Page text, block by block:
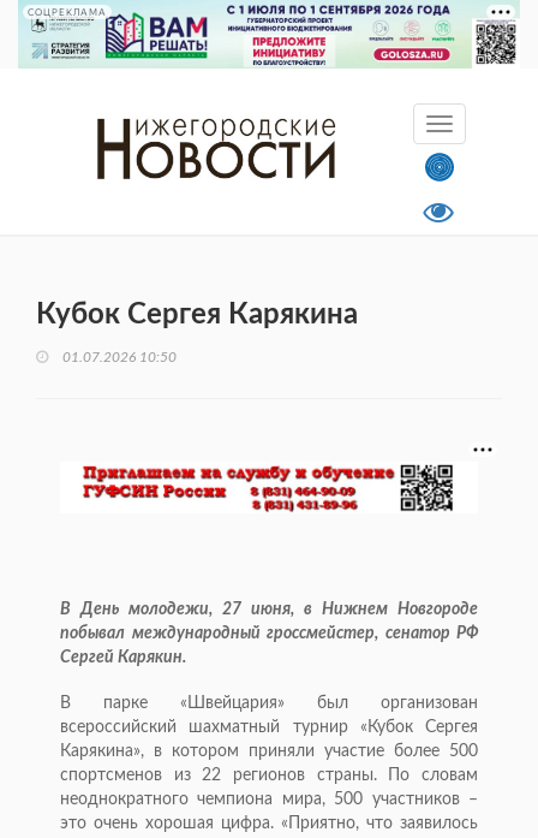
СОЦРЕКЛАМА
Кубок Сергея Карякина
01.07.2026 10:50
В День молодежи, 27 июня, в Нижнем Новгороде
побывал международный гроссмейстер, сенатор РФ
Сергей Карякин.
В парке «Швейцария» был организован
всероссийский шахматный турнир «Кубок Сергея
Карякина», в котором приняли участие более 500
спортсменов из 22 регионов страны. По словам
неоднократного чемпиона мира, 500 участников –
это очень хорошая цифра. «Приятно, что заявилось